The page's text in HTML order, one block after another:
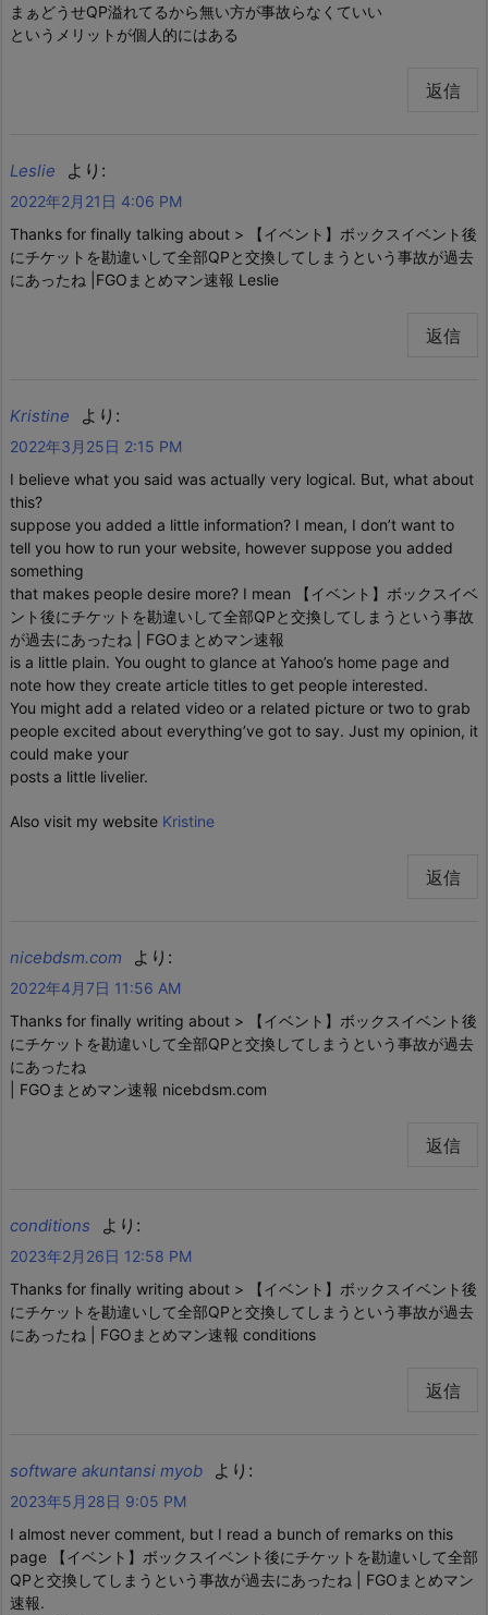
まぁどうせQP溢れてるから無い方が事故らなくていい
というメリットが個人的にはある
返信
Leslie より:
2022年2月21日 4:06 PM
Thankѕ for finaⅼly talking about > 【イベント】ボックスイベント後
にチケットを勘違いして全部QPと交換してしまうという事故が過去
にあったね |FGOまとめマン速報 Leslie
返信
Kristine より:
2022年3月25日 2:15 PM
I believe what you said was actually very logical. But, what about
this?
suppose you added a little information? I mean, I don’t want to
tell you how to run your website, however suppose you added
something
that makes people desire more? I mean 【イベント】ボックスイベ
ント後にチケットを勘違いして全部QPと交換してしまうという事故
が過去にあったね | FGOまとめマン速報
is a little plain. You ought to glance at Yahoo’s home page and
note how they create article titles to get people interested.
You might add a related video or a related picture or two to grab
people excited about everything’ve got to say. Just my opinion, it
could make your
posts a little livelier.
Also visit my website Kristine
返信
nicebdsm.com より:
2022年4月7日 11:56 AM
Thanks for finally writing about > 【イベント】ボックスイベント後
にチケットを勘違いして全部QPと交換してしまうという事故が過去
にあったね
| FGOまとめマン速報 nicebdsm.com
返信
conditions より:
2023年2月26日 12:58 PM
Thanks for finally writing about > 【イベント】ボックスイベント後
にチケットを勘違いして全部QPと交換してしまうという事故が過去
にあったね | FGOまとめマン速報 conditions
返信
software akuntansi myob より:
2023年5月28日 9:05 PM
I аlmоѕt never commеnt, but I read a bunch of remarks on this
page 【イベント】ボックスイベント後にチケットを勘違いして全部
QPと交換してしまうという事故が過去にあったね | FGOまとめマン
速報.